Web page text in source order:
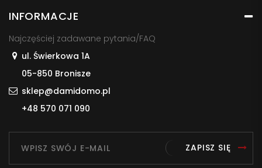
INFORMACJE
Najczęściej zadawane pytania/FAQ
ul. Świerkowa 1A
05-850 Bronisze
sklep@damidomo.pl
+48 570 071 090
ZAPISZ SIĘ